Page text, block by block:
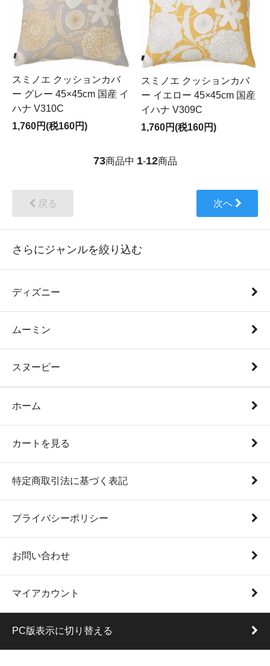
スミノエ クッションカバ
ー グレー 45×45cm 国産 イ
ハナ V310C
1,760円(税160円)
スミノエ クッションカバ
ー イエロー 45×45cm 国産
イハナ V309C
1,760円(税160円)
73商品中 1-12商品
戻る 次へ
さらにジャンルを絞り込む
ディズニー
ムーミン
スヌーピー
ホーム
カートを見る
特定商取引法に基づく表記
プライバシーポリシー
お問い合わせ
マイアカウント
PC版表示に切り替える